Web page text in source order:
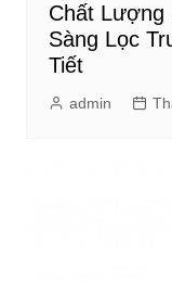
Chất Lượng
Sàng Lọc
Tiết
admin